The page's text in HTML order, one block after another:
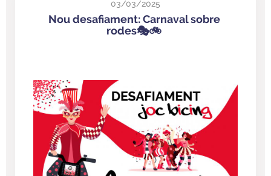
03/03/2025
Nou desafiament: Carnaval sobre
rodes🎭🚲